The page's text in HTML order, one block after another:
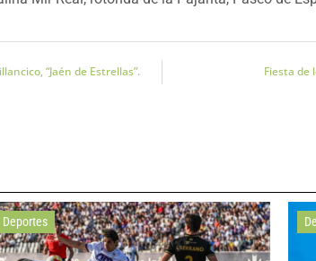
“Jaén de Estrellas”. Fiesta de
Deportes